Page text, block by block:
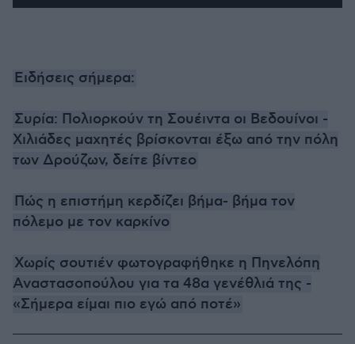
Ειδήσεις σήμερα:
Συρία: Πολιορκούν τη Σουέιντα οι Βεδουίνοι -
Χιλιάδες μαχητές βρίσκονται έξω από την πόλη
των Δρούζων, δείτε βίντεο
Πώς η επιστήμη κερδίζει βήμα- βήμα τον
πόλεμο με τον καρκίνο
Χωρίς σουτιέν φωτογραφήθηκε η Πηνελόπη
Αναστασοπούλου για τα 48α γενέθλιά της -
«Σήμερα είμαι πιο εγώ από ποτέ»